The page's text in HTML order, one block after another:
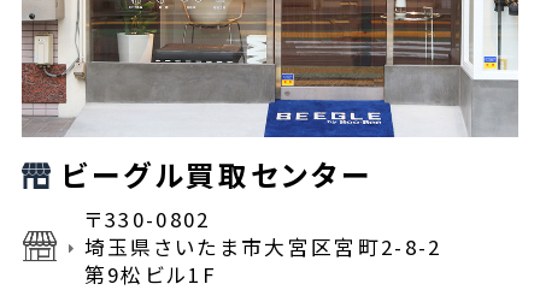
ビーグル買取センター
〒330-0802
埼玉県さいたま市大宮区宮町2-8-2
第9松ビル1F